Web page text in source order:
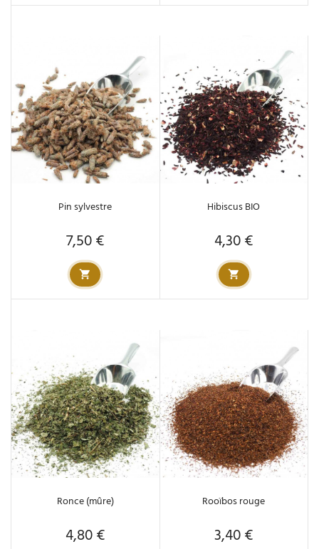
Pin sylvestre
Prix
7,50 €
Hibiscus BIO
Prix
4,30 €
Ronce (mûre)
Prix
4,80 €
Rooïbos rouge
Prix
3,40 €